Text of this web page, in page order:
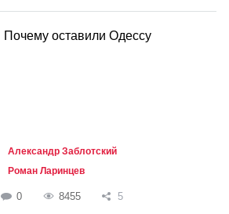
Почему оставили Одессу
Александр Заблотский
Роман Ларинцев
0 8455 5